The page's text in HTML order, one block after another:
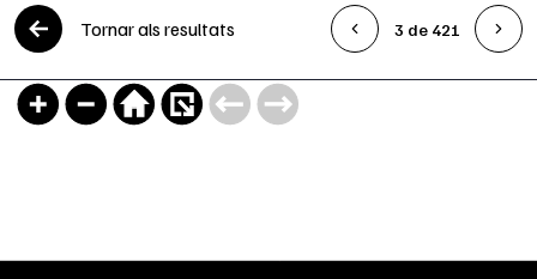
Tornar als resultats 3 de 421